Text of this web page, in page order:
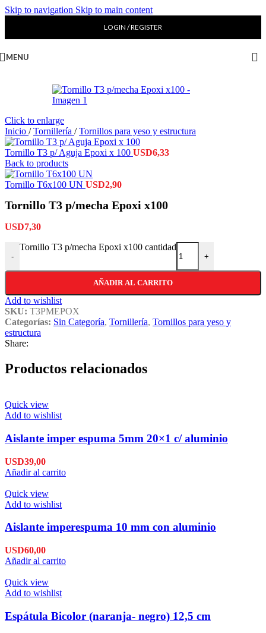
Skip to navigation Skip to main content
LOGIN / REGISTER
MENU
Click to enlarge
Inicio / Tornillería / Tornillos para yeso y estructura
Tornillo T3 p/ Aguja Epoxi x 100 USD6,33
Back to products
Tornillo T6x100 UN USD2,90
Tornillo T3 p/mecha Epoxi x100
USD7,30
-
Tornillo T3 p/mecha Epoxi x100 cantidad
+
AÑADIR AL CARRITO
Add to wishlist
SKU: T3PMEPOX
Categorías: Sin Categoría, Tornillería, Tornillos para yeso y
estructura
Share:
Productos relacionados
Quick view
Add to wishlist
Aislante imper espuma 5mm 20×1 c/ aluminio
USD39,00
Añadir al carrito
Quick view
Add to wishlist
Aislante imperespuma 10 mm con aluminio
USD60,00
Añadir al carrito
Quick view
Add to wishlist
Espátula Bicolor (naranja- negro) 12,5 cm